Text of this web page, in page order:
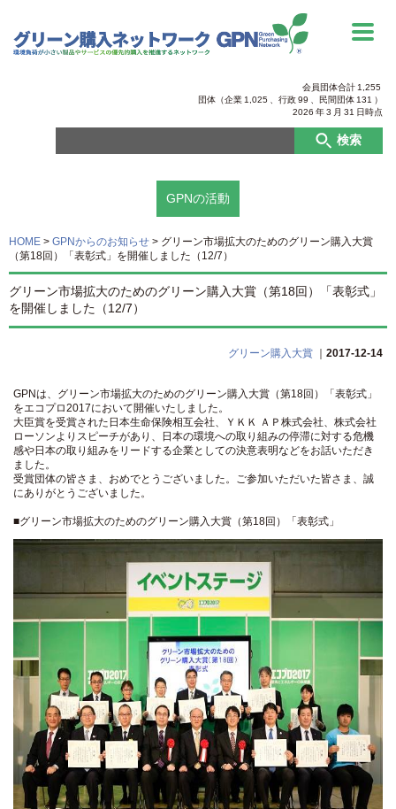
会員団体合計 1,255
団体（企業 1,025 、行政99 民間団体 131 ）
2026 年3 月 31 日時点
検索
GPNの活動
HOME > GPNからのお知らせ > グリーン市場拡大のためのグリーン購入大賞
（第18回）「表彰式」を開催しました（12/7）
グリーン市場拡大のためのグリーン購入大賞（第18回）「表彰式」
を開催しました（12/7）
グリーン購入大賞 ｜ 2017-12-14
GPNは、グリーン市場拡大のためのグリーン購入大賞（第18回）「表彰式」
をエコプロ2017において開催いたしました。
大臣賞を受賞された日本生命保険相互会社、ＹＫＫ ＡＰ株式会社、株式会社
ローソンよりスピーチがあり、日本の環境への取り組みの停滞に対する危機
感や日本の取り組みをリードする企業としての決意表明などをお話いただき
ました。
受賞団体の皆さま、おめでとうございました。ご参加いただいた皆さま、誠
にありがとうございました。
■グリーン市場拡大のためのグリーン購入大賞（第18回）「表彰式」